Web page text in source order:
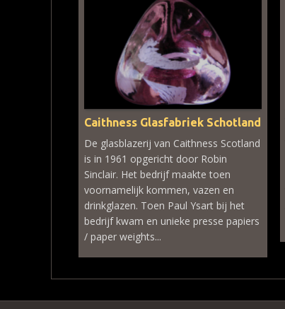
Caithness Glasfabriek Schotland
De glasblazerij van Caithness Scotland
is in 1961 opgericht door Robin
Sinclair. Het bedrijf maakte toen
voornamelijk kommen, vazen en
drinkglazen. Toen Paul Ysart bij het
bedrijf kwam en unieke presse papiers
/ paper weights...